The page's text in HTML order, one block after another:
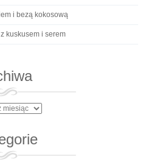
i bezą kokosową
kuskusem i serem